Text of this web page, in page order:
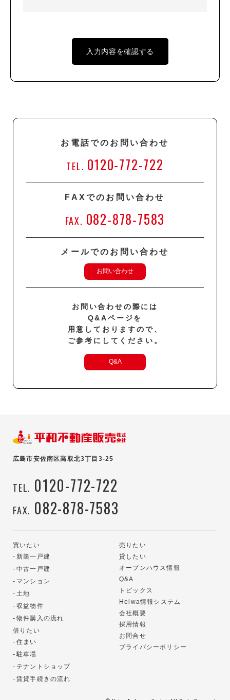
お電話でのお問い合わせ
TEL. 0120-772-722
FAXでのお問い合わせ
FAX. 082-878-7583
メールでのお問い合わせ
お問い合わせ
お問い合わせの際には
Q&Aページを
用意しておりますので、
ご参考にしてください。
Q&A
広島市安佐南区高取北3丁目3-25
TEL. 0120-772-722
FAX. 082-878-7583
買いたい
新築一戸建
中古一戸建
マンション
土地
収益物件
物件購入の流れ
借りたい
住まい
駐車場
テナントショップ
賃貸手続きの流れ
売りたい
貸したい
オープンハウス情報
Q&A
トピックス
Heiwa情報システム
会社概要
採用情報
お問合せ
プライバシーポリシー